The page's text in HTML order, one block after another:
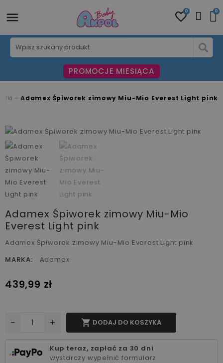
0 0
PROMOCJE MIESIĄCA
Adamex Śpiworek zimowy Miu-Mio Everest Light pink
Adamex Śpiworek zimowy Miu-Mio
Everest Light pink
Adamex Śpiworek zimowy Miu-Mio Everest Light pink
MARKA:
Adamex
439,99 zł
- +  DODAJ DO KOSZYKA
Kup teraz, zapłać za 30 dni
wystarczy wypełnić formularz